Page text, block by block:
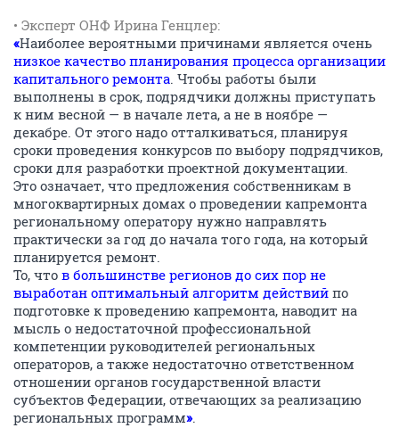
• Эксперт ОНФ Ирина Генцлер:
«Наиболее вероятными причинами является очень
низкое качество планирования процесса организации
капитального ремонта. Чтобы работы были
выполнены в срок, подрядчики должны приступать
к ним весной — в начале лета, а не в ноябре —
декабре. От этого надо отталкиваться, планируя
сроки проведения конкурсов по выбору подрядчиков,
сроки для разработки проектной документации.
Это означает, что предложения собственникам в
многоквартирных домах о проведении капремонта
региональному оператору нужно направлять
практически за год до начала того года, на который
планируется ремонт.
То, что в большинстве регионов до сих пор не
выработан оптимальный алгоритм действий по
подготовке к проведению капремонта, наводит на
мысль о недостаточной профессиональной
компетенции руководителей региональных
операторов, а также недостаточно ответственном
отношении органов государственной власти
субъектов Федерации, отвечающих за реализацию
региональных программ».